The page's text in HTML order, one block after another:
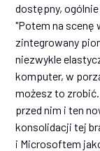
dostępny, ogólnie
"Potem na scenę
zintegrowany
niezwykle
komputer, w
możesz to
przed nim i ten
konsolidacji tej
i Microsoftem